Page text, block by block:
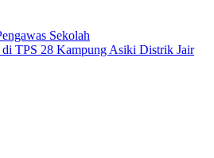
Sekolah
TPS 28 Kampung Asiki Distrik Jair